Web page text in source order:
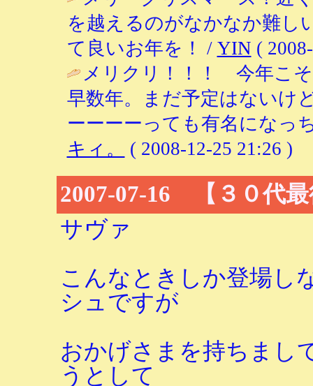
を越えるのがなかなか難し
て良いお年を！ / YIN (
メリクリ！！！ 今年こ
早数年。まだ予定はないけ
ーーーーっても有名になっ
キィ。
( 2008-12-25 21:26 )
2007-07-16 【３０代
サヴァ
こんなときしか登場
シュですが
おかげさまを持ちま
うとして